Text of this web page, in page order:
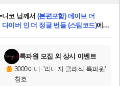
교환.
당첨되셨습니다.
니코님께서 (본편포함) 데이브 더
다이버 인 더 정글 번들 (스팀코드)에
당첨되셨습니다.
당첨되셨습니다.
당첨되셨습니다.
당첨되셨습니다.
당첨되셨습니다.
에디션 (스팀코드)를 교환.
당첨되셨습니다.
특파원 모집 외 상시 이벤트
3000이니 ·'리니지 클래식 특파원'
칭호